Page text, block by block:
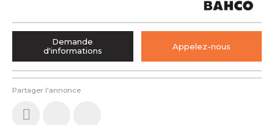
Partager l'annonce
Demande
d'informations
Appelez-nous